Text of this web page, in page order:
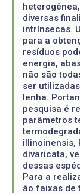
diversas
intrínsecas.
para a
resíduos
energia,
não são
ser
lenha.
pesquisa é
parâmetros
illinoinensis,
divaricata,
dessas
Para a
ão faixas de